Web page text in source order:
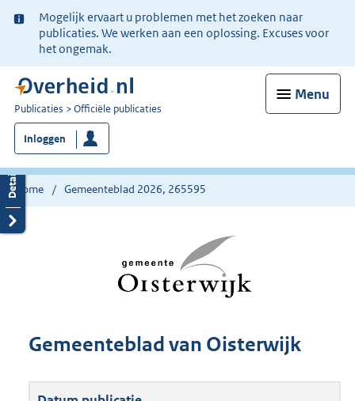
Ter
informatie:
Mogelijk ervaart u problemen met het zoeken naar
publicaties. We werken aan een oplossing. Excuses voor
het ongemak.
Menu
U
bent
nu
hier:
Publicaties Officiële publicaties
Inloggen
Home Gemeenteblad 2026, 265595
Gemeenteblad van Oisterwijk